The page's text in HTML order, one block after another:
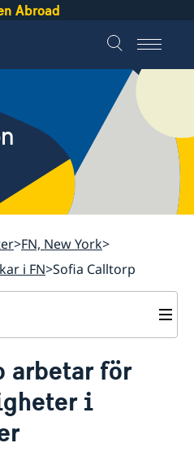
Abroad
FN, New York
i FN Sofia Calltorp
och
arbetar för
i